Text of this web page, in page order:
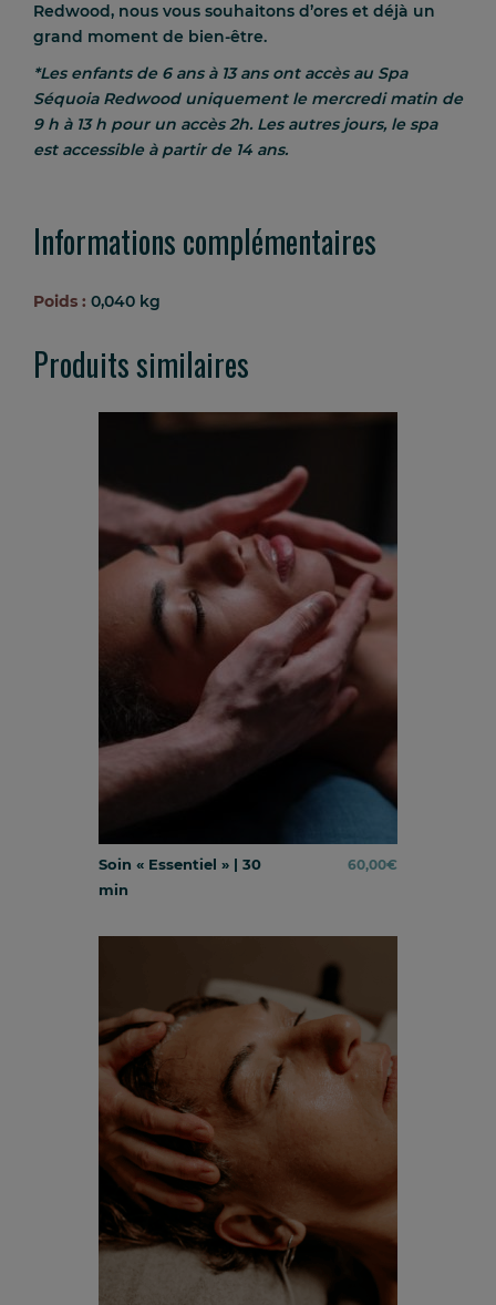
Redwood, nous vous souhaitons d’ores et déjà un
grand moment de bien-être.
*Les enfants de 6 ans à 13 ans ont accès au Spa
Séquoia Redwood uniquement le mercredi matin de
9 h à 13 h pour un accès 2h. Les autres jours, le spa
est accessible à partir de 14 ans.
Informations complémentaires
Poids : 0,040 kg
Produits similaires
Soin « Essentiel » | 30
min
60,00€